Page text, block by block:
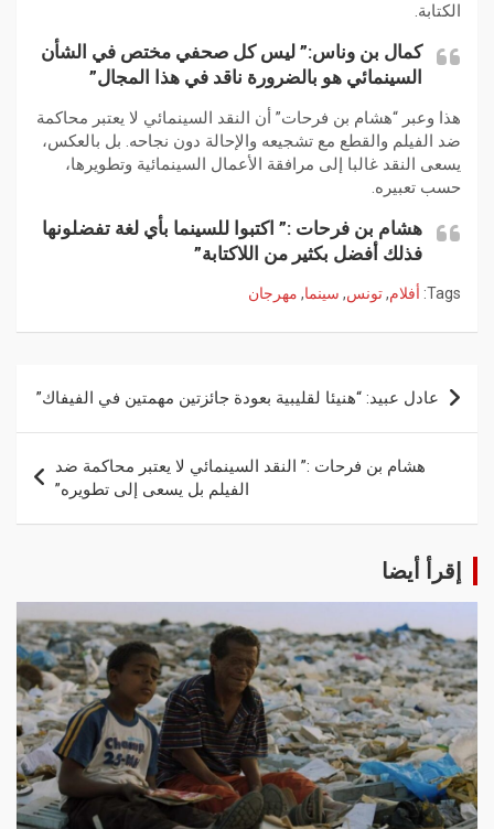
الكتابة.
كمال بن وناس:” ليس كل صحفي مختص في الشأن
السينمائي هو بالضرورة ناقد في هذا المجال”
هذا وعبر “هشام بن فرحات” أن النقد السينمائي لا يعتبر محاكمة
ضد الفيلم والقطع مع تشجيعه والإحالة دون نجاحه. بل بالعكس،
يسعى النقد غالبا إلى مرافقة الأعمال السينمائية وتطويرها،
حسب تعبيره.
هشام بن فرحات :” اكتبوا للسينما بأي لغة تفضلونها
فذلك أفضل بكثير من اللاكتابة”
Tags: أفلام,تونس, سينما, مهرجان
عادل عبيد: “هنيئا لقليبية بعودة جائزتين مهمتين في الفيفاك”
هشام بن فرحات :” النقد السينمائي لا يعتبر محاكمة ضد
الفيلم بل يسعى إلى تطويره”
إقرأ أيضا